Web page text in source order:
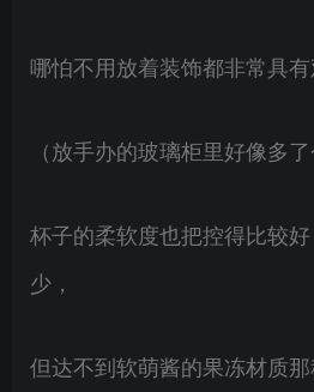
哪怕不用放着装饰都非常具
（放手办的玻璃柜里好像多
杯子的柔软度也把控得比较
少，
但达不到软萌酱的果冻材质那